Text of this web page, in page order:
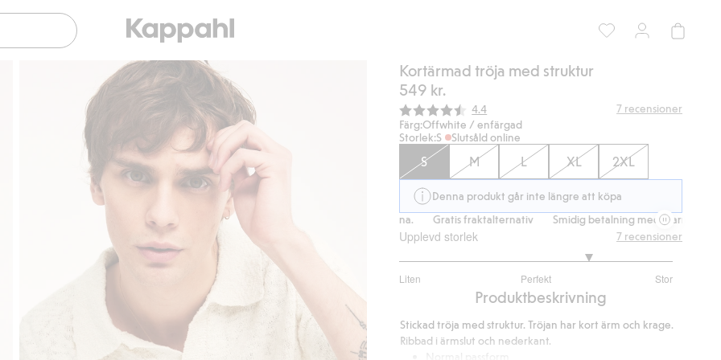
Kortärmad tröja med struktur
549 kr.
Snittbetyg:
4.4 7 recensioner
Färg:Offwhite / enfärgad
Storlek:S Slutsåld online
S M L XL 2XL
Denna produkt går inte längre att köpa
Gratis fraktalternativ
Gratis fraktalternativ Smidig betalning med Klarna.
Upplevd storlek
Liten Perfekt Stor
utav
5
betyg
7 recensioner
Produktbeskrivning
Stickad tröja med struktur. Tröjan har kort ärm och krage.
Ribbad i ärmslut och nederkant.